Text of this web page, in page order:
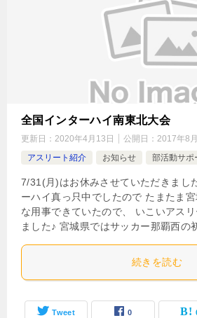
全国インターハイ南東北大会
更新日： 2020年4月13日 公開日： 2017年8
アスリート紹介
お知らせ 部活動サポ
7/31(月)はお休みさせていただきまし
ーハイ真っ只中でしたので たまたま
な用事できていたので、 いこいアス
ました♪ 宮城県ではサッカー那覇西
続きを読む
Tweet 0